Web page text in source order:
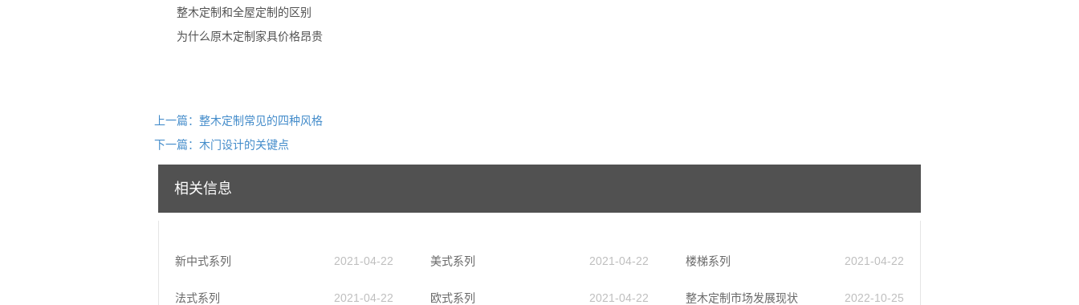
整木定制和全屋定制的区别
为什么原木定制家具价格昂贵
上一篇：整木定制常见的四种风格
下一篇：木门设计的关键点
相关信息
新中式系列 2021-04-22 美式系列 2021-04-22 楼梯系列 2021-04-22
法式系列 2021-04-22 欧式系列 2021-04-22 整木定制市场发展现状 2022-10-25